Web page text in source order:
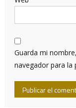
Guarda mi
navegador para la